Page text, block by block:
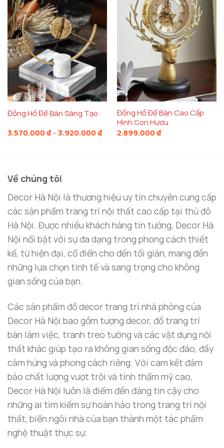
chọn một chiếc đồng hồ để bàn trang trí cho phòng
khách, phòng làm việc hoặc bất kỳ không gian nào
trong ngôi nhà của mình. Dù không gian của bạn
rộng rãi hay nhỏ gọn, các mẫu đồng hồ này đều có
thể tạo ra một điểm nhấn đặc biệt và phù hợp.
phòng khách
Tại Sao Bạn Nên Chọn Đồng Hồ Cổ Điển
Cho Không Gian Sống?
Tính Thẩm Mỹ Cao
Một chiếcđồng hồ để bàn đẹpluôn có tác dụng
làm đẹp không gian một cách nhanh chóng và dễ
dàng. Đặc biệt, các mẫu đồng hồ cổ điển củaDecor
Hà Nộiđược chế tác tỉ mỉ, kết hợp giữa sự thanh
Đồng Hồ Để Bàn Sáng Tạo
3.570.000 ₫ – 3.920.000 ₫Khoảng
giá:
Đồng Hồ Để Bàn Cao Cấp
Hình Con Hươu
2.899.000 ₫
Về chúng tôi
Decor Hà Nội là thương hiệu uy tín chuyên cung cấp
các sản phẩm trang trí nội thất cao cấp tại thủ đô
Hà Nội. Được nhiều khách hàng tin tưởng, Decor Hà
Nội nổi bật với sự đa dạng trong phong cách thiết
kế, từ hiện đại, cổ điển cho đến tối giản, mang đến
những lựa chọn tinh tế và sang trọng cho không
gian sống của bạn.
Các sản phẩm đồ decor trang trí nhà phòng của
Decor Hà Nội bao gồm tượng decor, đồ trang trí
bàn làm việc, tranh treo tường và các vật dụng nội
thất khác giúp tạo ra không gian sống độc đáo, đầy
cảm hứng và phong cách riêng. Với cam kết đảm
bảo chất lượng vượt trội và tính thẩm mỹ cao,
Decor Hà Nội luôn là điểm đến đáng tin cậy cho
những ai tìm kiếm sự hoàn hảo trong trang trí nội
thất, biến ngôi nhà của bạn thành một tác phẩm
nghệ thuật thực sự.